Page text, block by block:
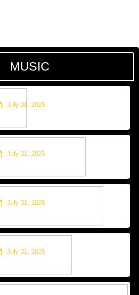
MUSIC
‘जनै हराएको मान्छे : सम्बन्धका धागाहरू’
July 31, 2025
July 31, 2025
July 31, 2025
July 31, 2025